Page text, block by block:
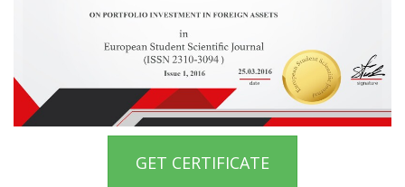
GET CERTIFICATE